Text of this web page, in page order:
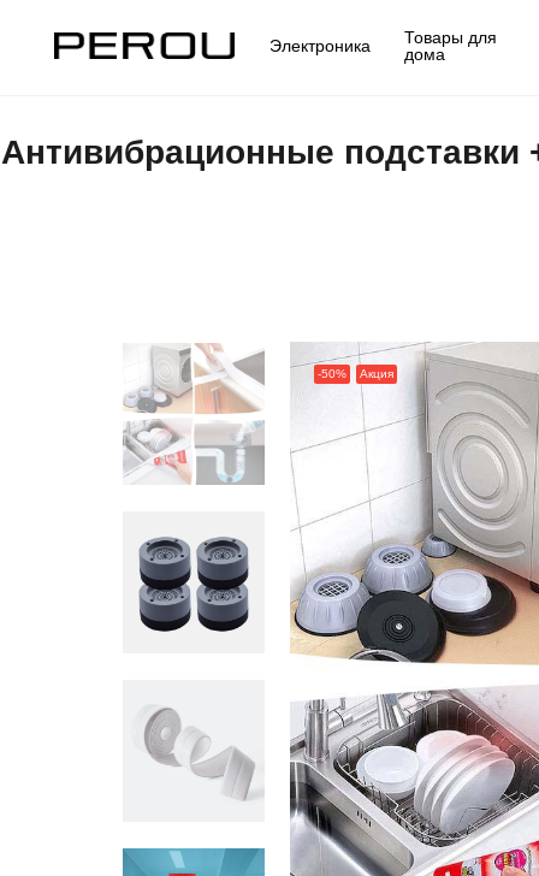
Электроника Товары для
дома
Антивибрационные подставки
-50% Акция